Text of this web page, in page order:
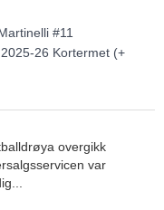
#11
26 Kortermet (+
overgikk
var